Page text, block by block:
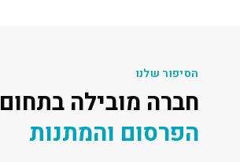
הסיפור שלנו
חברה מובילה בתחום
הפרסום והמתנות